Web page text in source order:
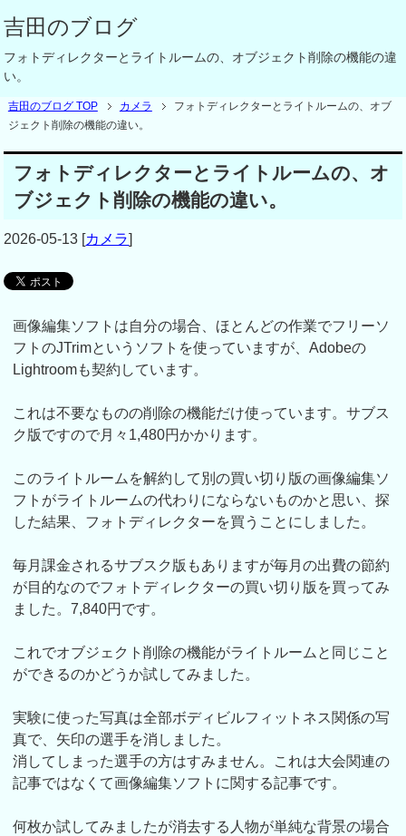
吉田のブログ
フォトディレクターとライトルームの、オブジェクト削除の機能の違
い。
吉田のブログ TOP カメラ
フォトディレクターとライトルームの、オブ
ジェクト削除の機能の違い。
フォトディレクターとライトルームの、オ
ブジェクト削除の機能の違い。
2026-05-13 [カメラ]
画像編集ソフトは自分の場合、ほとんどの作業でフリーソ
フトのJTrimというソフトを使っていますが、Adobeの
Lightroomも契約しています。
これは不要なものの削除の機能だけ使っています。サブス
ク版ですので月々1,480円かかります。
このライトルームを解約して別の買い切り版の画像編集ソ
フトがライトルームの代わりにならないものかと思い、探
した結果、フォトディレクターを買うことにしました。
毎月課金されるサブスク版もありますが毎月の出費の節約
が目的なのでフォトディレクターの買い切り版を買ってみ
ました。7,840円です。
これでオブジェクト削除の機能がライトルームと同じこと
ができるのかどうか試してみました。
実験に使った写真は全部ボディビルフィットネス関係の写
真で、矢印の選手を消しました。
消してしまった選手の方はすみません。これは大会関連の
記事ではなくて画像編集ソフトに関する記事です。
何枚か試してみましたが消去する人物が単純な背景の場合